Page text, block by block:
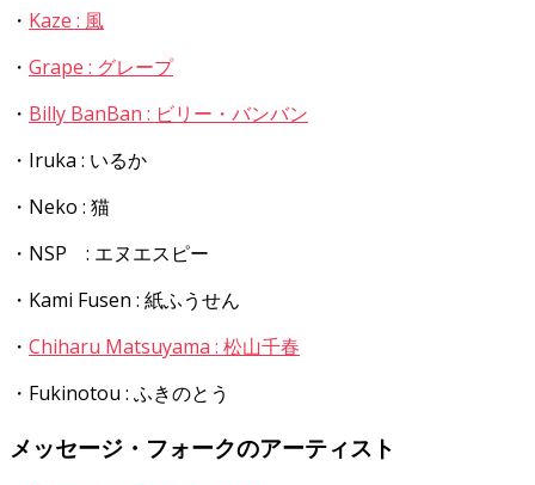
・ Kaze : 風
・ Grape : グレープ
・ Billy BanBan : ビリー・バンバン
・Iruka : いるか
・Neko : 猫
・NSP : エヌエスピー
・Kami Fusen : 紙ふうせん
・ Chiharu Matsuyama : 松山千春
・Fukinotou : ふきのとう
メッセージ・フォークのアーティスト